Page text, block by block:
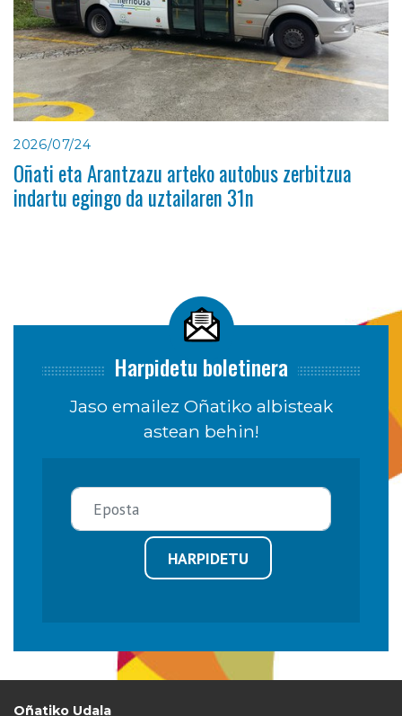
2026/07/24
Oñati eta Arantzazu arteko autobus zerbitzua
indartu egingo da uztailaren 31n
Harpidetu boletinera
Jaso emailez Oñatiko albisteak
astean behin!
HARPIDETU
Oñatiko Udala